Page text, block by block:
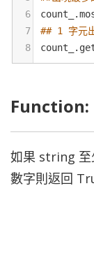
6
count_ .
7
## 1 字元
8
count_ .
如果 string 至
數字則返回